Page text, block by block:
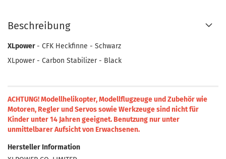
Beschreibung
XLpower- CFK Heckfinne - Schwarz
XLpower - Carbon Stabilizer - Black
ACHTUNG! Modellhelikopter, Modellflugzeuge und Zubehör wie
Motoren, Regler und Servos sowie Werkzeuge sind nicht für
Kinder unter 14 Jahren geeignet. Benutzung nur unter
unmittelbarer Aufsicht von Erwachsenen.
Hersteller Information